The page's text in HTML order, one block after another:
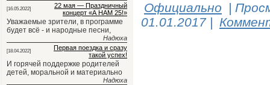
[16.05.2022]
22 мая — Праздничный
концерт «А НАМ 25!»
Уважаемые зрители, в программе
будет всё - и народные песни,
Надюха
[18.04.2022]
Первая поездка и сразу
такой успех!
И горячей поддержке родителей
детей, моральной и материально
Надюха
Официально |
01.01.2017 |